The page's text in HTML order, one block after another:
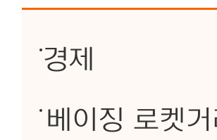
경제
베이징 로켓